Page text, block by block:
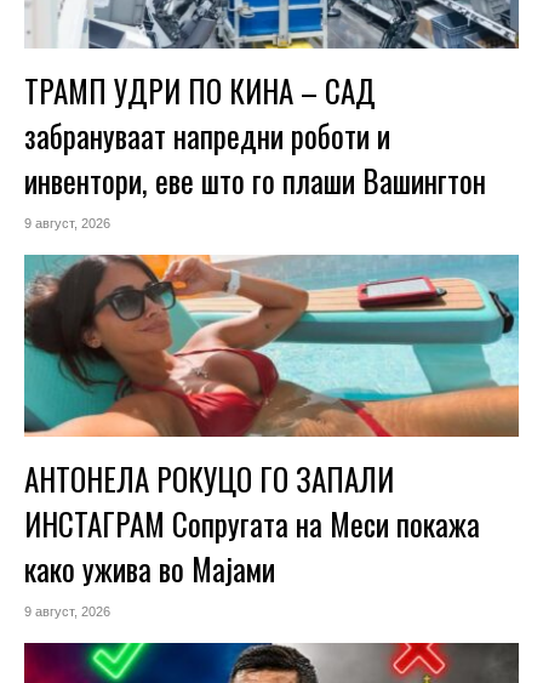
ТРАМП УДРИ ПО КИНА – САД
забрануваат напредни роботи и
инвентори, еве што го плаши Вашингтон
9 август, 2026
АНТОНЕЛА РОКУЦО ГО ЗАПАЛИ
ИНСТАГРАМ Сопругата на Меси покажа
како ужива во Мајами
9 август, 2026